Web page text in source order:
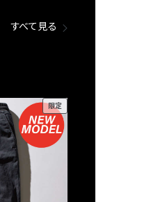
すべて見る
限定